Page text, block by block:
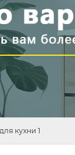
кухни 1